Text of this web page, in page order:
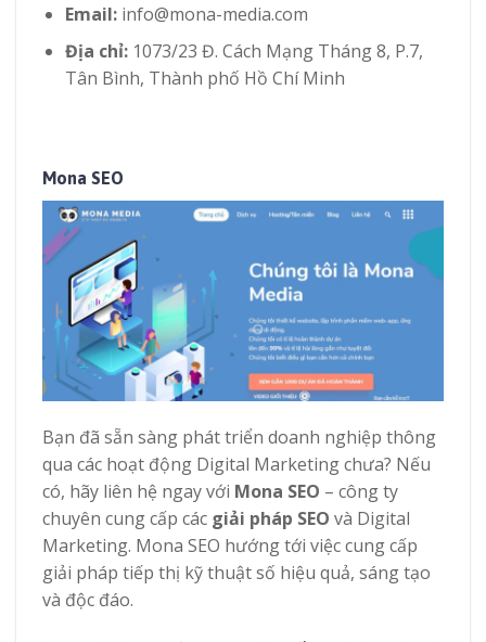
Email: info@mona-media.com
Địa chỉ:1073/23 Đ. Cách Mạng Tháng 8, P.7,
Tân Bình, Thành phố Hồ Chí Minh
Mona SEO
Bạn đã sẵn sàng phát triển doanh nghiệp thông
qua các hoạt động Digital Marketing chưa? Nếu
có, hãy liên hệ ngay với Mona SEO – công ty
chuyên cung cấp các giải pháp SEO và Digital
Marketing. Mona SEO hướng tới việc cung cấp
giải pháp tiếp thị kỹ thuật số hiệu quả, sáng tạo
và độc đáo.